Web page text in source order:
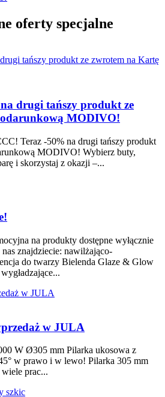
oferty specjalne
drugi tańszy produkt ze
MODIVO!
Teraz -50% na drugi tańszy produkt
MODIVO! Wybierz buty,
i skorzystaj z okazji –...
na produkty dostępne wyłącznie
znajdziecie: nawilżająco-
do twarzy Bielenda Glaze & Glow
w JULA
W Ø305 mm Pilarka ukosowa z
w prawo i w lewo! Pilarka 305 mm
prac...